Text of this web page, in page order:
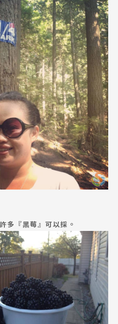
遊學團
教育學區
多『黑莓』可以採。